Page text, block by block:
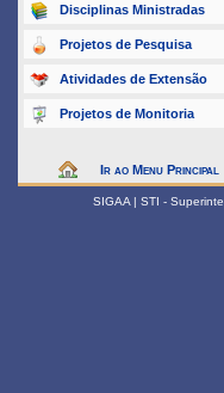
Disciplinas Ministradas
Projetos de Pesquisa
Atividades de Extensão
Projetos de Monitoria
Ir ao Menu Principal
SIGAA | STI -